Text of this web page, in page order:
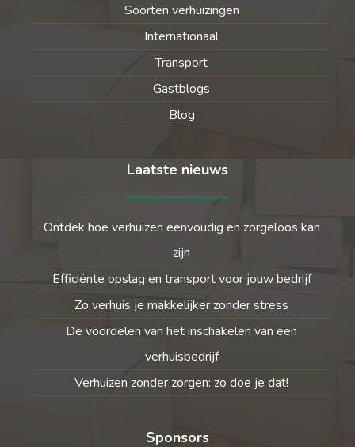
Soorten verhuizingen
Internationaal
Transport
Gastblogs
Blog
Laatste nieuws
Ontdek hoe verhuizen eenvoudig en zorgeloos kan
zijn
Efficiënte opslag en transport voor jouw bedrijf
Zo verhuis je makkelijker zonder stress
De voordelen van het inschakelen van een
verhuisbedrijf
Verhuizen zonder zorgen: zo doe je dat!
Sponsors